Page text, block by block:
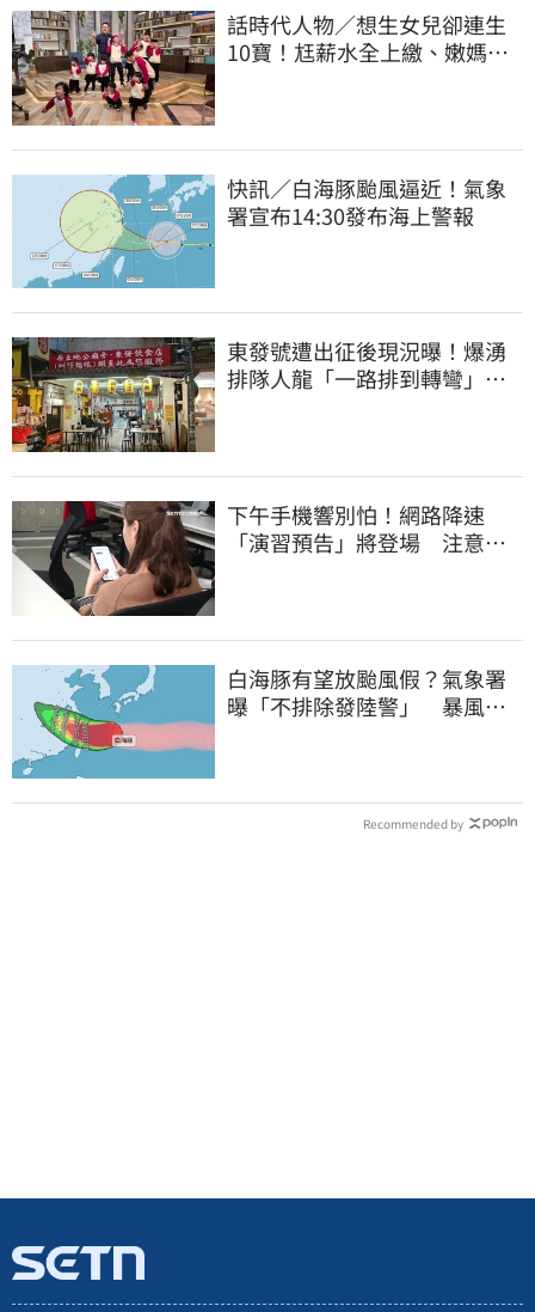
話時代人物／想生女兒卻連生
10寶！尪薪水全上繳、嫩媽吐
快訊／白海豚颱風逼近！氣象
署宣布14:30發布海上警報
東發號遭出征後現況曝！爆湧
排隊人龍「一路排到轉彎」
下午手機響別怕！網路降速
「演習預告」將登場 注意事
白海豚有望放颱風假？氣象署
曝「不排除發陸警」 暴風圈
Recommended by